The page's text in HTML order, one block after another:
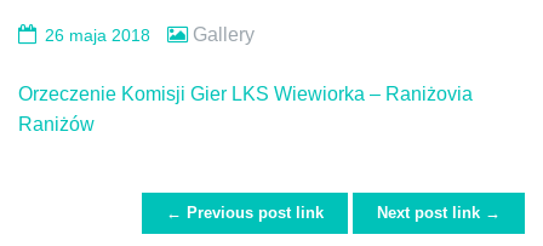
26 maja 2018 Gallery
Orzeczenie Komisji Gier LKS Wiewiorka – Raniżovia
Raniżów
POST NAVIGATION← Previous post link Next post link →